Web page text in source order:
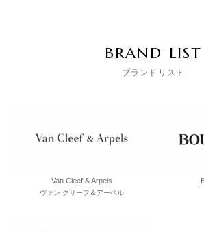
BRAND LIST
ブランドリスト
Van Cleef & Arpels
ヴァン クリーフ＆アーペル